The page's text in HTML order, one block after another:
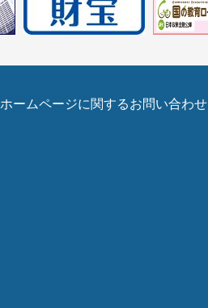
ホームページに関するお問い合わせ